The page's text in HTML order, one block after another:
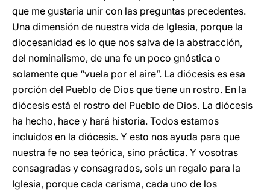
que me gustaría unir con las preguntas precedentes.
Una dimensión de nuestra vida de Iglesia, porque la
diocesanidad es lo que nos salva de la abstracción,
del nominalismo, de una fe un poco gnóstica o
solamente que “vuela por el aire”. La diócesis es esa
porción del Pueblo de Dios que tiene un rostro. En la
diócesis está el rostro del Pueblo de Dios. La diócesis
ha hecho, hace y hará historia. Todos estamos
incluidos en la diócesis. Y esto nos ayuda para que
nuestra fe no sea teórica, sino práctica. Y vosotras
consagradas y consagrados, sois un regalo para la
Iglesia, porque cada carisma, cada uno de los